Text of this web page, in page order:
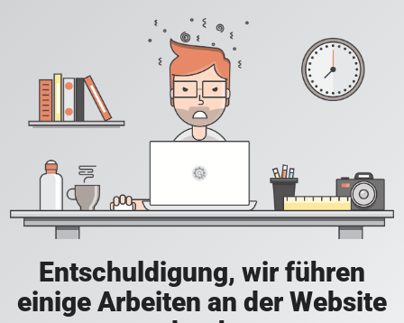
Entschuldigung, wir führen
einige Arbeiten an der Website